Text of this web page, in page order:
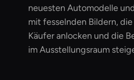
neuesten Automodelle
mit fesselnden Bildern,
Käufer anlocken und die
im Ausstellungsraum